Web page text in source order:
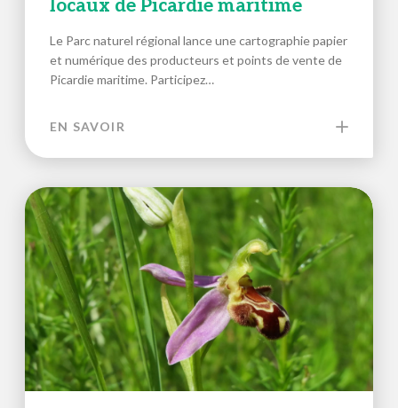
locaux de Picardie maritime
Le Parc naturel régional lance une cartographie papier
et numérique des producteurs et points de vente de
Picardie maritime. Participez…
EN SAVOIR